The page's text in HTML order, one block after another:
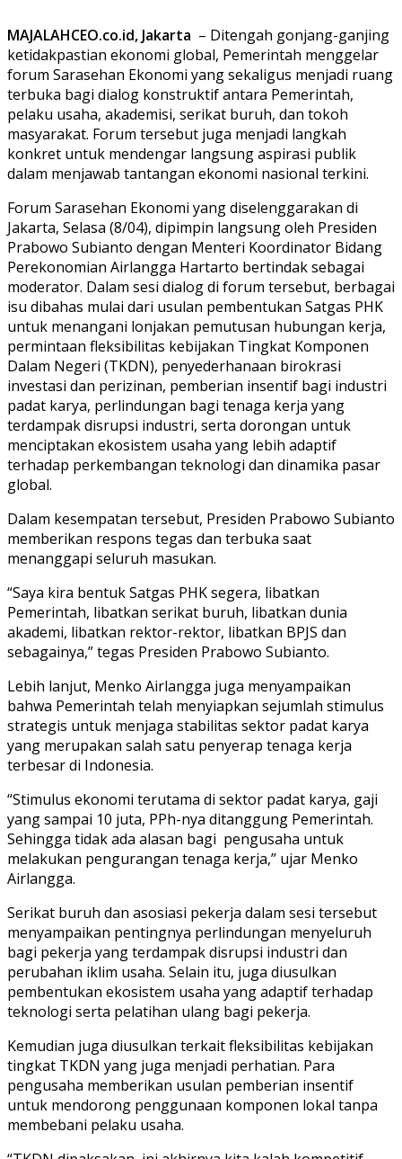
MAJALAHCEO.co.id, Jakarta – Ditengah gonjang-ganjing
ketidakpastian ekonomi global, Pemerintah menggelar
forum Sarasehan Ekonomi yang sekaligus menjadi ruang
terbuka bagi dialog konstruktif antara Pemerintah,
pelaku usaha, akademisi, serikat buruh, dan tokoh
masyarakat. Forum tersebut juga menjadi langkah
konkret untuk mendengar langsung aspirasi publik
dalam menjawab tantangan ekonomi nasional terkini.
Forum Sarasehan Ekonomi yang diselenggarakan di
Jakarta, Selasa (8/04), dipimpin langsung oleh Presiden
Prabowo Subianto dengan Menteri Koordinator Bidang
Perekonomian Airlangga Hartarto bertindak sebagai
moderator. Dalam sesi dialog di forum tersebut, berbagai
isu dibahas mulai dari usulan pembentukan Satgas PHK
untuk menangani lonjakan pemutusan hubungan kerja,
permintaan fleksibilitas kebijakan Tingkat Komponen
Dalam Negeri (TKDN), penyederhanaan birokrasi
investasi dan perizinan, pemberian insentif bagi industri
padat karya, perlindungan bagi tenaga kerja yang
terdampak disrupsi industri, serta dorongan untuk
menciptakan ekosistem usaha yang lebih adaptif
terhadap perkembangan teknologi dan dinamika pasar
global.
Dalam kesempatan tersebut, Presiden Prabowo Subianto
memberikan respons tegas dan terbuka saat
menanggapi seluruh masukan.
“Saya kira bentuk Satgas PHK segera, libatkan
Pemerintah, libatkan serikat buruh, libatkan dunia
akademi, libatkan rektor-rektor, libatkan BPJS dan
sebagainya,” tegas Presiden Prabowo Subianto.
Lebih lanjut, Menko Airlangga juga menyampaikan
bahwa Pemerintah telah menyiapkan sejumlah stimulus
strategis untuk menjaga stabilitas sektor padat karya
yang merupakan salah satu penyerap tenaga kerja
terbesar di Indonesia.
“Stimulus ekonomi terutama di sektor padat karya, gaji
yang sampai 10 juta, PPh-nya ditanggung Pemerintah.
Sehingga tidak ada alasan bagi pengusaha untuk
melakukan pengurangan tenaga kerja,” ujar Menko
Airlangga.
Serikat buruh dan asosiasi pekerja dalam sesi tersebut
menyampaikan pentingnya perlindungan menyeluruh
bagi pekerja yang terdampak disrupsi industri dan
perubahan iklim usaha. Selain itu, juga diusulkan
pembentukan ekosistem usaha yang adaptif terhadap
teknologi serta pelatihan ulang bagi pekerja.
Kemudian juga diusulkan terkait fleksibilitas kebijakan
tingkat TKDN yang juga menjadi perhatian. Para
pengusaha memberikan usulan pemberian insentif
untuk mendorong penggunaan komponen lokal tanpa
membebani pelaku usaha.